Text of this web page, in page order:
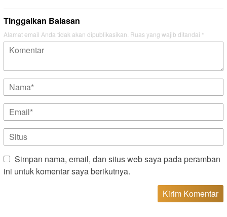
Tinggalkan Balasan
Alamat email Anda tidak akan dipublikasikan. Ruas yang wajib ditandai *
Simpan nama, email, dan situs web saya pada peramban
ini untuk komentar saya berikutnya.